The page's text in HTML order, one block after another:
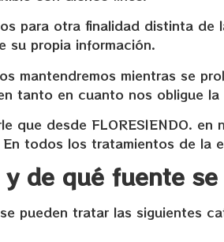
para otra finalidad distinta
su propia información.
mantendremos mientras se
tanto en cuanto nos obligue la
que desde FLORESIENDO.
todos los tratamientos de la
de qué fuente
pueden tratar las siguientes